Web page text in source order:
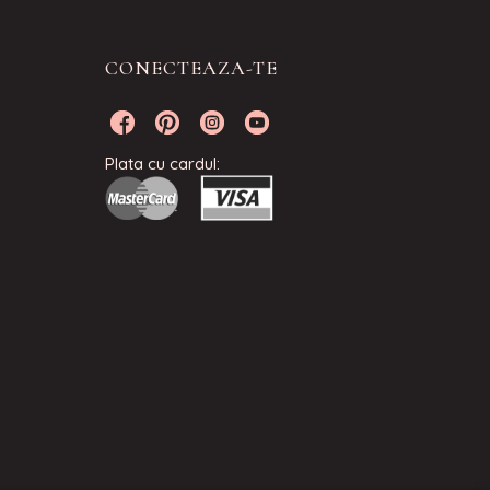
CONECTEAZA-TE
Plata cu cardul: